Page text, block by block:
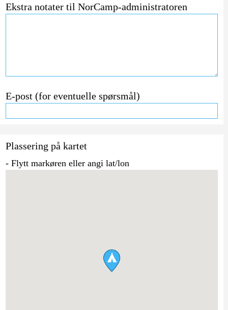
Ekstra notater til NorCamp-administratoren
E-post (for eventuelle spørsmål)
Plassering på kartet
- Flytt markøren eller angi lat/lon